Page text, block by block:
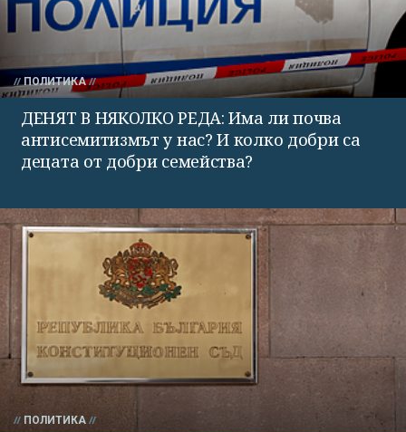
ПОЛИТИКА
ДЕНЯТ В НЯКОЛКО РЕДА: Има ли почва
антисемитизмът у нас? И колко добри са
децата от добри семейства?
ПОЛИТИКА